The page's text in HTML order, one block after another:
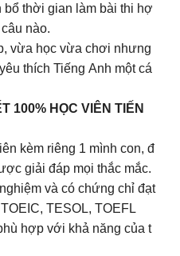
thời gian làm bài thi hợ
nào.
vừa học vừa chơi nhưng
thích Tiếng Anh một cá
100% HỌC VIÊN TIẾN
kèm riêng 1 mình con, đ
giải đáp mọi thắc mắc.
và có chứng chỉ đạt
TESOL, TOEFL
hợp với khả năng của t